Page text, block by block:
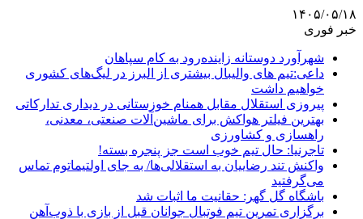
۱۴۰۵/۰۵/۱۸
خبر فوری
شهرآورد دوستانه زاینده‌رود به کام سپاهان
داعی:تیم های والیبال بیشتری از البرز در لیگ‌های کشوری
خواهیم داشت
پیروزی استقلال مقابل همنام خوزستانی در دیداری تدارکاتی
بهترین فیلتر هواکش برای ماشین‌آلات صنعتی، معدنی،
راهسازی و کشاورزی
تاجرنیا: حال تیم خوب است جز پنجره بسته!
واکنش تند رضاییان به استقلالی‌ها/ به جای اولتیماتوم تماس
می‌گرفتید
باشگاه گل گهر: حقانیت ما اثبات شد
برگزاری تمرین تیم فوتبال جوانان قبل از بازی با ذوب‌آهن